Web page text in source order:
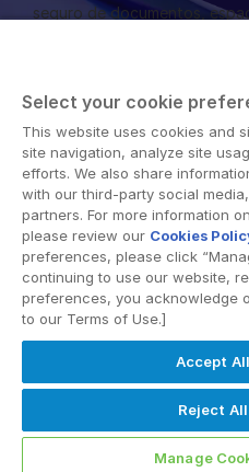
seguro de documentos,
© 2026 Intralinks, SS&C Inc.
Select your cookie
This website uses cookies and
site navigation, analyze site
efforts. We also share
with our third-party social
partners. For more information
please review our Cookies
preferences, please click
continuing to use our website,
preferences, you acknowledge
to our Terms of Use.]
Accept
Reject
Manage